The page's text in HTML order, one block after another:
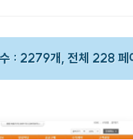
: 2279개, 전체 228 페